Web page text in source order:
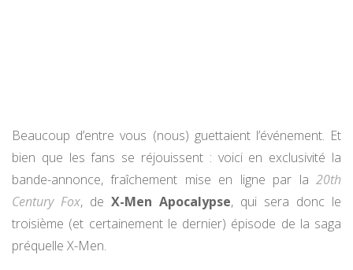
Beaucoup d’entre vous (nous) guettaient l’événement. Et
bien que les fans se réjouissent : voici en exclusivité la
bande-annonce, fraîchement mise en ligne par la 20th
Century Fox, de X-Men Apocalypse, qui sera donc le
troisième (et certainement le dernier) épisode de la saga
préquelle X-Men.